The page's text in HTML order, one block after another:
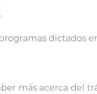
dictados
más acerca del